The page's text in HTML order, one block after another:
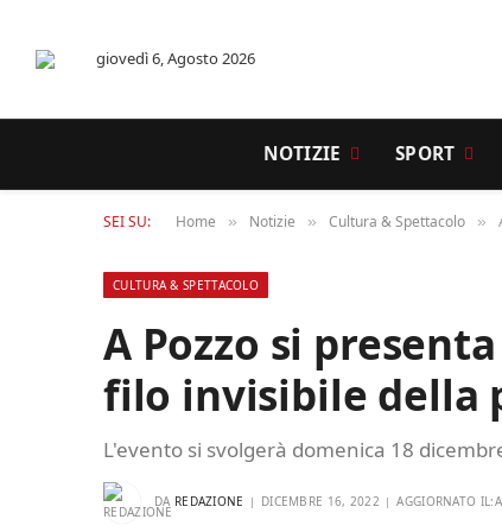
giovedì 6, Agosto 2026
NOTIZIE SPORT
SEI SU: Home » Notizie » Cultura & Spettacolo »
CULTURA & SPETTACOLO
A Pozzo si
filo invisibile della
L'evento si svolgerà domenica 18
DA REDAZIONE DICEMBRE 16, 2022 AGGIORNATO IL: